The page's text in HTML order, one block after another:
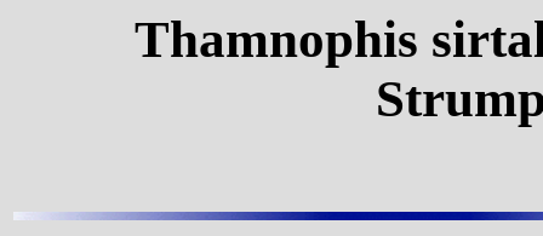
Thamnophis